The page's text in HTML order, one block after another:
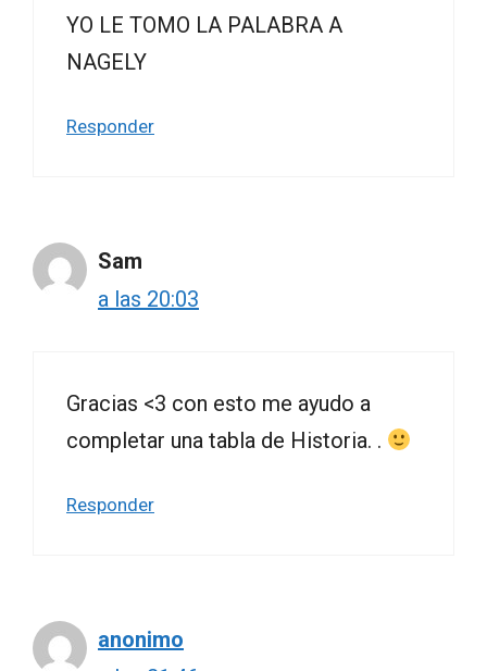
YO LE TOMO LA PALABRA A
NAGELY
Responder
Sam
a las 20:03
Gracias <3 con esto me ayudo a
completar una tabla de Historia. .
Responder
anonimo